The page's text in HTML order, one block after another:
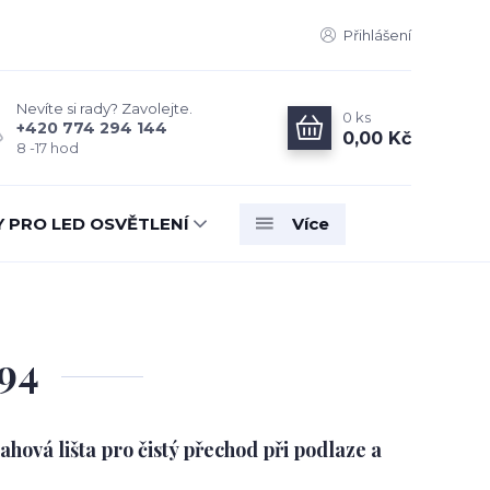
Přihlášení
Nevíte si rady? Zavolejte.
+420 774 294 144
8 -17 hod
0 ks
0,00 Kč
PRO LED OSVĚTLENÍ Více
lišta pro čistý přechod při podlaze a